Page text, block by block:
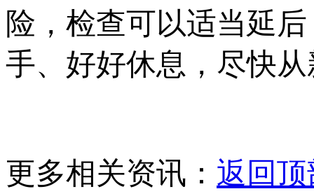
险，检查可以适当延
手、好好休息，尽快
更多相关资讯： 返回顶